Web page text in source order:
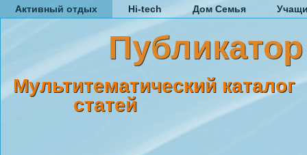
Активный отдых Hi-tech Дом Семья
Публикатор
Мультитематический каталог
статей